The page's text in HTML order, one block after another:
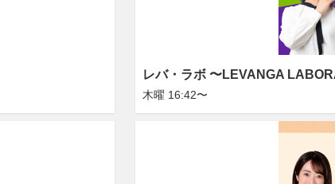
レバ・ラボ 〜LEVANGA
木曜 16:42〜